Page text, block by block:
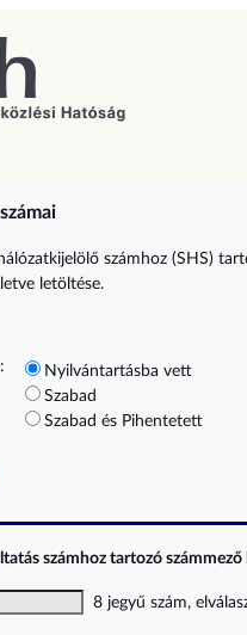
számhoz (SHS)
letöltése.
Nyilvántartásba vett
Szabad
Szabad és Pihentetett
számhoz tartozó
8 jegyű szám,